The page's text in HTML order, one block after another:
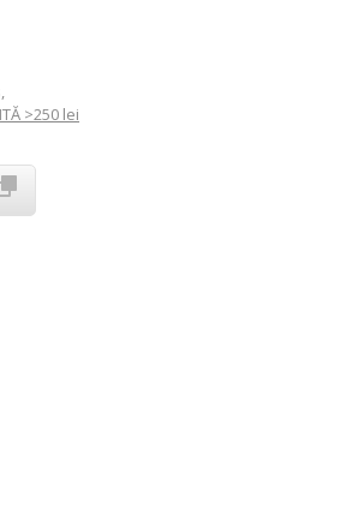
,
>250 lei